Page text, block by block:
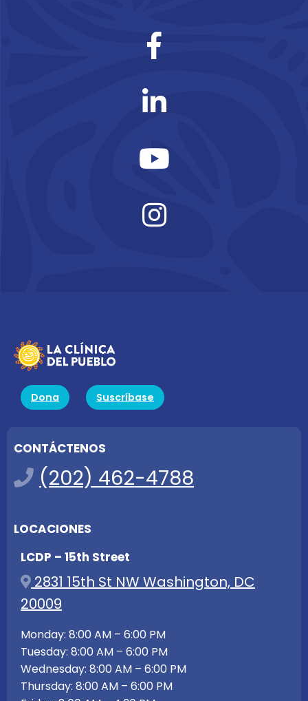
Dona Suscríbase
CONTÁCTENOS
(202) 462-4788
LOCACIONES
LCDP – 15th Street
2831 15th St NW Washington, DC
20009
Monday: 8:00 AM – 6:00 PM
Tuesday: 8:00 AM – 6:00 PM
Wednesday: 8:00 AM – 6:00 PM
Thursday: 8:00 AM – 6:00 PM